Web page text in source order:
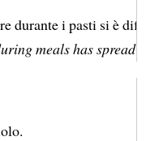
durante i pasti si è
meals has spread